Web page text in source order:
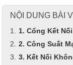
NỘI DUNG BÀI
1. Cổng Kết
2. Công Suất
3. Kết Nối